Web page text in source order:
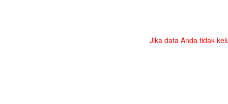
Jika data Anda tidak